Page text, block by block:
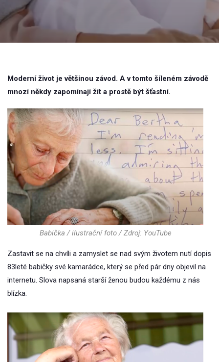
Moderní život je většinou závod. A v tomto šíleném závodě
mnozí někdy zapomínají žít a prostě být šťastní.
Babička / ilustrační foto / Zdroj: YouTube
Zastavit se na chvíli a zamyslet se nad svým životem nutí dopis
83leté babičky své kamarádce, který se před pár dny objevil na
internetu. Slova napsaná starší ženou budou každému z nás
blízka.